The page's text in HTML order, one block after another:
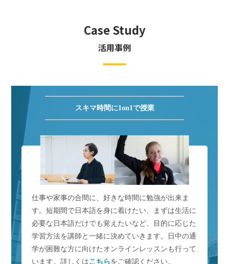
Case Study
活用事例
スキマ時間に1on1で授業
仕事や家事の合間に、好きな時間に勉強が出来ま
す。短期間で日本語を身に着けたい、まずは生活に
必要な日本語だけでも覚えたいなど、目的に応じた
学習方法を講師と一緒に決めていきます。日中の通
学が困難な方に向けたオンラインレッスンも行って
います。詳しくはこちらをご確認ください。